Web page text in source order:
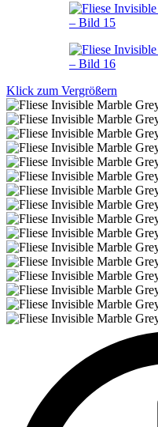
Klick zum Vergrößern